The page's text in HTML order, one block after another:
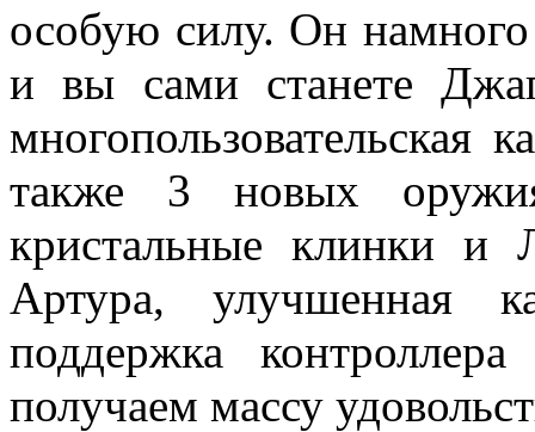
особую силу. Он
и вы сами станете
многопользовательская
также 3 новых
кристальные клинки и
Артура, улучшенная
поддержка
получаем массу